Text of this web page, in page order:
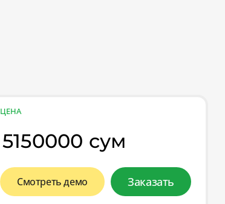
ЦЕНА
5150000 сум
Смотреть демо Заказать